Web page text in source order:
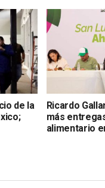
de la
Ricardo
más
alimentario